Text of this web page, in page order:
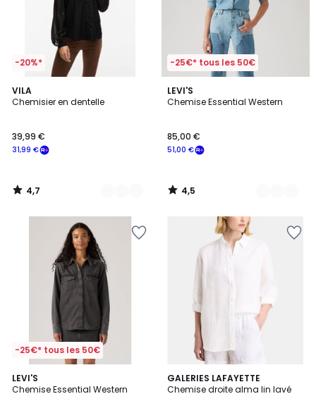
-20%*
VILA
Chemisier en dentelle
31,99 €
39,99 €
4,7
/ 5
7
Couleurs
4,7
/
-25€* tous les 50€
LEVI'S
Chemise Essential Western
51,00 €
85,00 €
4,5
/ 5
3
Couleurs
4,5
/
-25€* tous les 50€
LEVI'S
Chemise Essential Western
4,5
/ 5
2
Couleurs
GALERIES LAFAYETTE
Chemise droite alma lin lavé
7
Couleurs